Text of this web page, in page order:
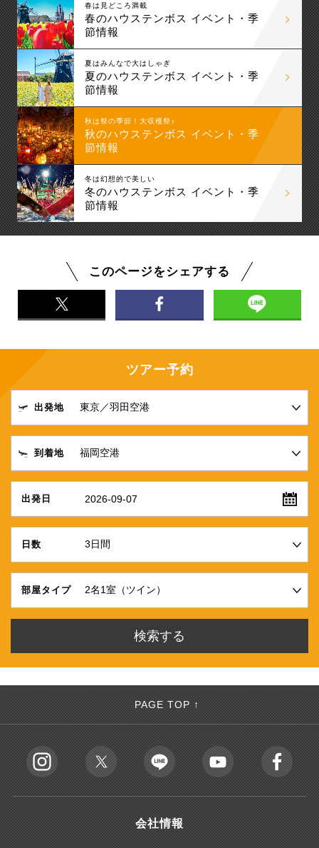
春は見どころ満載
春のハウステンボス イベント・季
節情報
夏はみんなで大はしゃぎ
夏のハウステンボス イベント・季
節情報
秋は祭の季節！大収穫祭♪
秋のハウステンボス イベント・季
節情報
冬は幻想的で美しい
冬のハウステンボス イベント・季
節情報
このページをシェアする
ツアー予約
出発地
到着地
出発日 2026-09-07
日数
部屋タイプ
PAGE TOP ↑
会社情報